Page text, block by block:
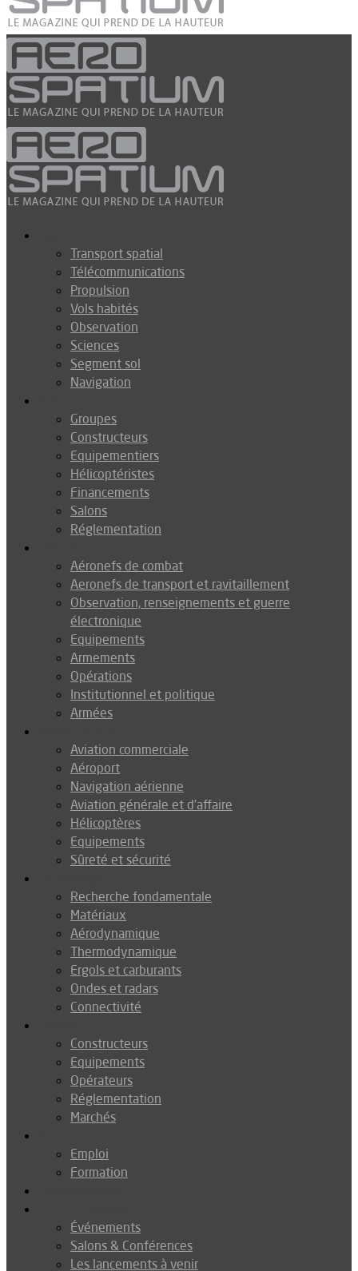
Transport spatial
Télécommunications
Propulsion
Vols habités
Observation
Sciences
Segment sol
Navigation
Groupes
Constructeurs
Equipementiers
Hélicoptéristes
Financements
Salons
Réglementation
Aéronefs de combat
Aeronefs de transport et ravitaillement
Observation, renseignements et guerre
électronique
Equipements
Armements
Opérations
Institutionnel et politique
Armées
Aviation commerciale
Aéroport
Navigation aérienne
Aviation générale et d’affaire
Hélicoptères
Equipements
Sûreté et sécurité
Recherche fondamentale
Matériaux
Aérodynamique
Thermodynamique
Ergols et carburants
Ondes et radars
Connectivité
Constructeurs
Equipements
Opérateurs
Réglementation
Marchés
Emploi
Formation
Événements
Salons & Conférences
Les lancements à venir